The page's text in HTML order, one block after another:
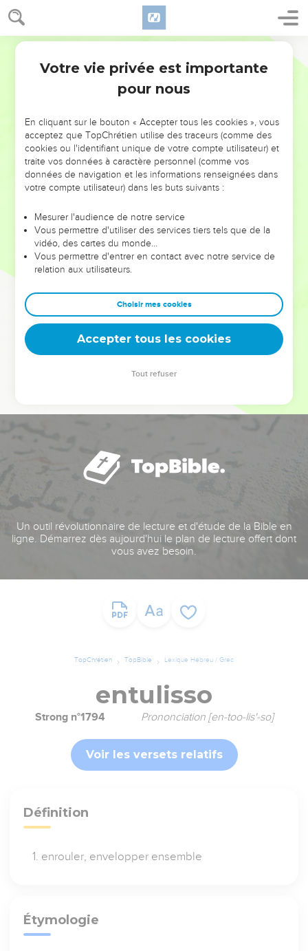
NE MANQUEZ PAS L’ÉVÉNEMENT
DE L’ANNÉE !
ET SI LEURS ERREURS POUVAIENT VOUS ÉVITER LES
VOTRES ?
leur foi ou leur vision. Mais on voit moins les doutes, les erreurs
et les saisons difficiles qu'ils ont traversés, alors même que ce
sont elles qui les ont façonnés.
Dans cette conférence, leaders, entrepreneurs, et responsables
clés pour avancer avec plus de sagesse afin que leurs erreurs
deviennent vos tremplins. Que vous guidiez un ministère, une
équipe, un groupe ou une famille, leur expérience est faite
Un outil révolutionnaire de lecture et d'étude de la Bible en
ligne. Démarrez dès aujourd'hui le plan de lecture offert dont
vous avez besoin.
TopChrétien TopBible Lexique Hébreu / Grec
entulisso
Strong n°1794 Prononciation [en-too-lis'-so]
Voir les versets relatifs
Définition
enrouler, envelopper ensemble
Étymologie
Votre vie privée est importante
pour nous
En cliquant sur le bouton « Accepter tous les cookies », vous
acceptez que TopChrétien utilise des traceurs (comme des
cookies ou l'identifiant unique de votre compte utilisateur) et
traite vos données à caractère personnel (comme vos
données de navigation et les informations renseignées dans
votre compte utilisateur) dans les buts suivants :
Mesurer l'audience de notre service
Vous permettre d'utiliser des services tiers tels que de la
vidéo, des cartes du monde…
Vous permettre d'entrer en contact avec notre service de
relation aux utilisateurs.
Choisir mes cookies
Accepter tous les cookies
Tout refuser